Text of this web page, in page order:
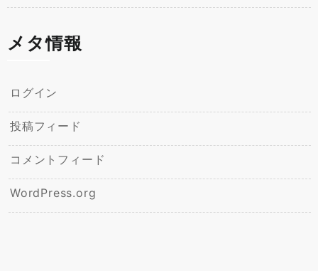
メタ情報
ログイン
投稿フィード
コメントフィード
WordPress.org